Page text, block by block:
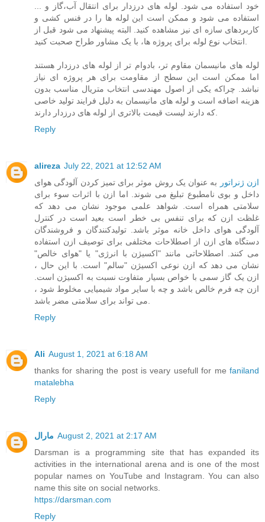
خود استفاده می شود. لوله های درزدار برای انتقال آب،گاز و ...
استفاده می شود و ممکن است این لوله ها را در فنس کشی و
کاربردهای سازه ای نیز مشاهده کنید. البته پیشنهاد می شود قبل از
لوله های مانیسمان مقاوم تر، بادوام تر از لوله های درزدار هستند
اما ممکن است این سطح از مقاومت برای هر پروژه ای نیاز
نباشد. چراکه یکی از اصول مهندسی انتخاب متریال مناسب بدون
هزینه اضافه است و لوله های مانیسمان به دلیل فرایند تولید خاصی
Reply
alireza July 22, 2021 at 12:52 AM
ازن ژنراتور
به عنوان یک روش موثر برای تمیز کردن آلودگی هوای
داخل و بوی نامطبوع تبلیغ می شوند. اما ازن با اثرات سوء برای
سلامتی همراه است. شواهد علمی موجود نشان می دهد که
غلظت ازن که برای تنفس بی خطر است بعید است در کنترل
آلودگی هوای داخل خانه موثر باشد. تولیدکنندگان و فروشندگان
دستگاه های ازن از اصطلاحات مختلفی برای توصیف ازن استفاده
می کنند. اصطلاحاتی مانند "اکسیژن با انرژی" یا "هوای خالص"
نشان می دهد که ازن نوعی اکسیژن "سالم" است. با این حال ،
ازن یک گاز سمی با خواص بسیار متفاوت نسبت به اکسیژن است.
ازن چه فرم خالص باشد و چه با سایر مواد شیمیایی مخلوط شود ،
Reply
Ali August 1, 2021 at 6:18 AM
thanks for sharing the post is veary usefull for me faniland
matalebha
Reply
مارال August 2, 2021 at 2:17 AM
Darsman is a programming site that has expanded its
activities in the international arena and is one of the most
popular names on YouTube and Instagram. You can also
name this site on social networks.
https://darsman.com
Reply